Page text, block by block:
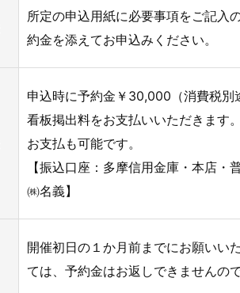
所定の申込用紙に必要事項をご記入
約金を添えてお申込みください。
申込時に予約金￥30,000（消費税
看板掲出料をお支払いいただきます
お支払も可能です。
【振込口座：多摩信用金庫・本店
㈱名義】
開催初日の１か月前までにお願いい
ては、予約金はお返しできませんの